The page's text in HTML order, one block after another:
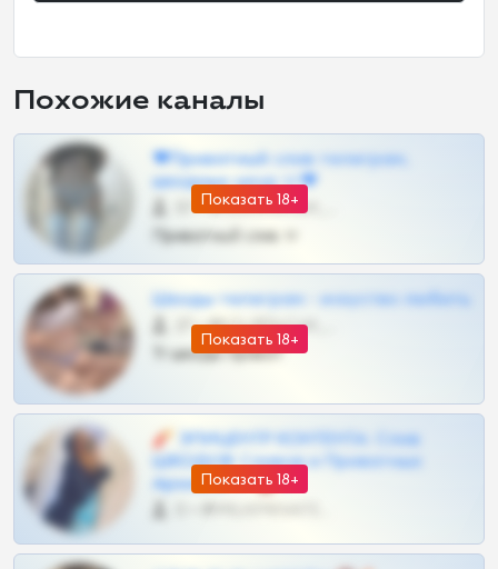
Похожие каналы
Показать 18+
❤Приватный слив телеграм,
шкодных шкур тг❤
57 •
Приватный слив тг
Показать 18+
Шкоды телеграм - искуство любить
27 •
Тг шкоды приват
Показать 18+
🧨 ЭПИЦЕНТР КОНТЕНТА: Слив
ШКОДОВ Сливов и Приватных
Архивов ТГ 🔞💎